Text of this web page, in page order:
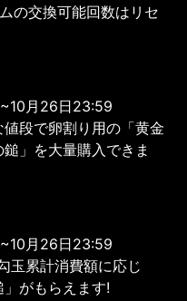
の交換可能回数はリセ
月26日23:59
段で卵割り用の「黄金
」を大量購入できま
月26日23:59
玉累計消費額に応じ
がもらえます!